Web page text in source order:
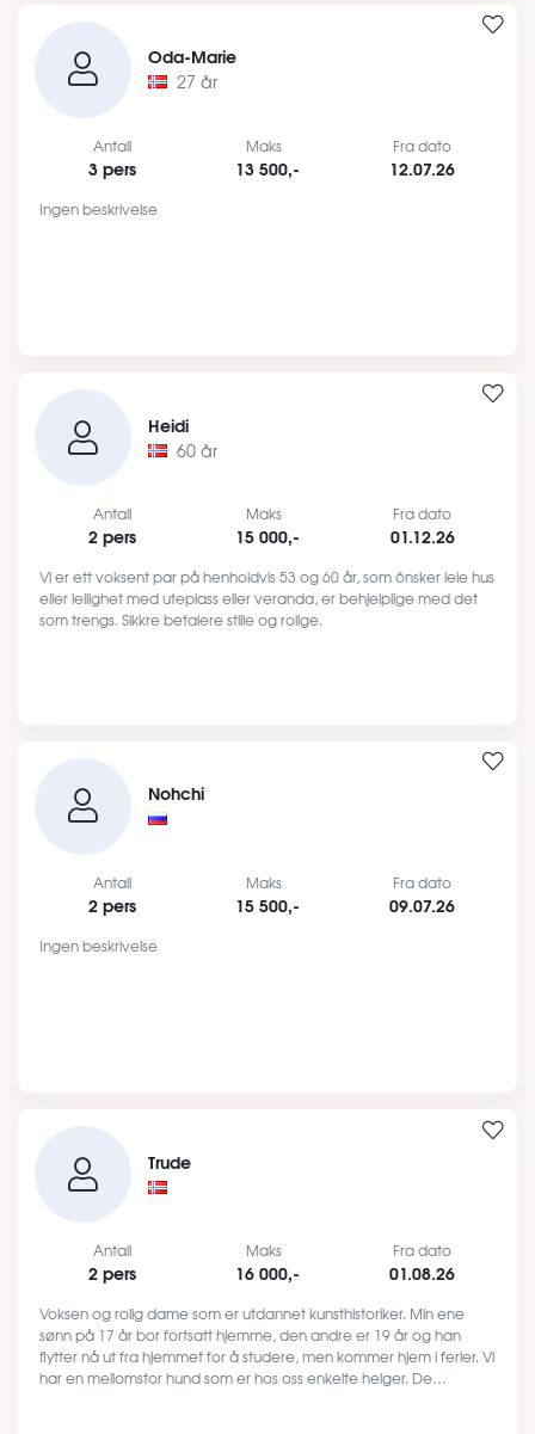
Oda-Marie
27 år
Antall
3 pers
Maks
13 500,-
Fra dato
12.07.26
Ingen beskrivelse
Heidi
60 år
Antall
2 pers
Maks
15 000,-
Fra dato
01.12.26
Vi er ett voksent par på henholdvis 53 og 60 år, som önsker leie hus
eller leilighet med uteplass eller veranda, er behjelplige med det
som trengs. Sikkre betalere stille og rolige.
Nohchi
Antall
2 pers
Maks
15 500,-
Fra dato
09.07.26
Ingen beskrivelse
Trude
Antall
2 pers
Maks
16 000,-
Fra dato
01.08.26
Voksen og rolig dame som er utdannet kunsthistoriker. Min ene
sønn på 17 år bor fortsatt hjemme, den andre er 19 år og han
flytter nå ut fra hjemmet for å studere, men kommer hjem i ferier. Vi
har en mellomstor hund som er hos oss enkelte helger. De…